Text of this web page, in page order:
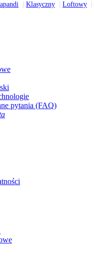
Klasyczny Loftowy
pytania (FAQ)